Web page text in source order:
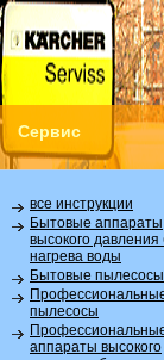
Сервис
все инструкции
Бытовые аппараты
высокого давления
нагрева воды
Бытовые пылесосы
пылесосы
аппараты высокого